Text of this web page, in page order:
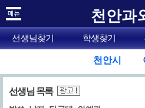
천안과
선생님찾기 학생찾기
천안시
선생님 목록